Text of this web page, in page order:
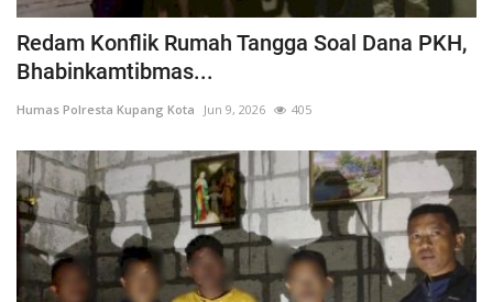
Redam Konflik Rumah Tangga Soal Dana PKH,
Bhabinkamtibmas...
Humas Polresta Kupang Kota Jun 9, 2026 405